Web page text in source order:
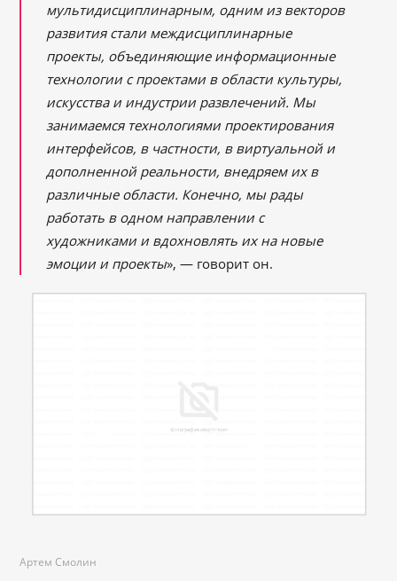
мультидисциплинарным, одним из векторов
развития стали междисциплинарные
проекты, объединяющие информационные
технологии с проектами в области культуры,
искусства и индустрии развлечений. Мы
занимаемся технологиями проектирования
интерфейсов, в частности, в виртуальной и
дополненной реальности, внедряем их в
различные области. Конечно, мы рады
работать в одном направлении с
художниками и вдохновлять их на новые
эмоции и проекты», — говорит он.
Артем Смолин